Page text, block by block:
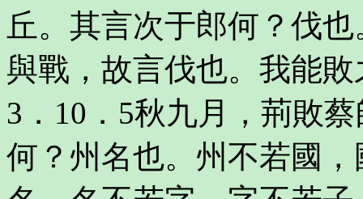
丘。其言次于郎何？伐
與戰，故言伐也。我能
3．10．5秋九月，荊敗
何？州名也。州不若國